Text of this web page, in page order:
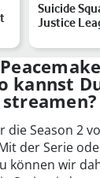
Suicide
Justice
kannst
Season 2
der Serie
können wir